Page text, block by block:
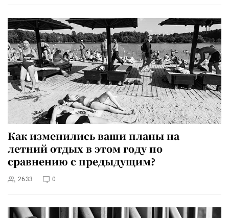
Как изменились ваши планы на
летний отдых в этом году по
сравнению с предыдущим?
2633 0